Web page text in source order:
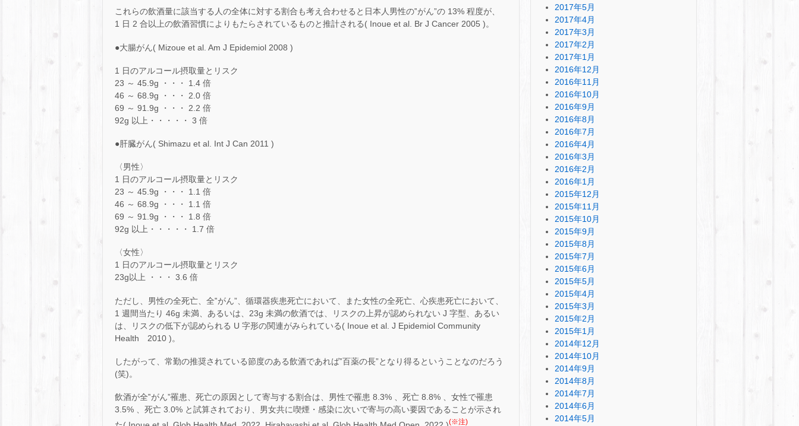
これらの飲酒量に該当する人の全体に対する割合も考え合わせると日本人男性の‟がん”の 13% 程度が、
1 日 2 合以上の飲酒習慣によりもたらされているものと推計される( Inoue et al. Br J Cancer 2005 )。
●大腸がん( Mizoue et al. Am J Epidemiol 2008 )
1 日のアルコール摂取量とリスク
23 ～ 45.9g ・・・ 1.4 倍
46 ～ 68.9g ・・・ 2.0 倍
69 ～ 91.9g ・・・ 2.2 倍
92g 以上・・・・・ 3 倍
●肝臓がん( Shimazu et al. Int J Can 2011 )
〈男性〉
1 日のアルコール摂取量とリスク
23 ～ 45.9g ・・・ 1.1 倍
46 ～ 68.9g ・・・ 1.1 倍
69 ～ 91.9g ・・・ 1.8 倍
92g 以上・・・・・ 1.7 倍
〈女性〉
1 日のアルコール摂取量とリスク
23g以上 ・・・ 3.6 倍
ただし、男性の全死亡、全‟がん”、循環器疾患死亡において、また女性の全死亡、心疾患死亡において、
1 週間当たり 46g 未満、あるいは、23g 未満の飲酒では、リスクの上昇が認められない J 字型、あるい
は、リスクの低下が認められる U 字形の関連がみられている( Inoue et al. J Epidemiol Community
Health 2010 )。
したがって、常勤の推奨されている節度のある飲酒であれば‟百薬の長”となり得るということなのだろう
(笑)。
飲酒が全‟がん”罹患、死亡の原因として寄与する割合は、男性で罹患 8.3% 、死亡 8.8% 、女性で罹患
3.5% 、死亡 3.0% と試算されており、男女共に喫煙・感染に次いで寄与の高い要因であることが示され
(※注)
2017年5月
2017年4月
2017年3月
2017年2月
2017年1月
2016年12月
2016年11月
2016年10月
2016年9月
2016年8月
2016年7月
2016年4月
2016年3月
2016年2月
2016年1月
2015年12月
2015年11月
2015年10月
2015年9月
2015年8月
2015年7月
2015年6月
2015年5月
2015年4月
2015年3月
2015年2月
2015年1月
2014年12月
2014年10月
2014年9月
2014年8月
2014年7月
2014年6月
2014年5月